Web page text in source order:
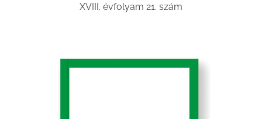
XVIII. évfolyam 21. szám